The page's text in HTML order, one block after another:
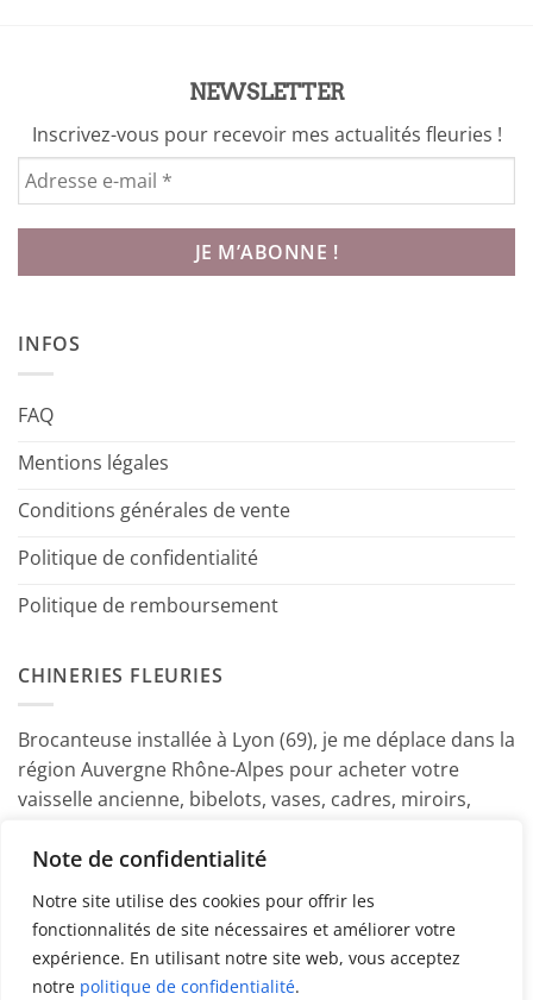
Note de confidentialité
Notre site utilise des cookies pour offrir les
fonctionnalités de site nécessaires et améliorer votre
expérience. En utilisant notre site web, vous acceptez
notre politique de confidentialité.
NEWSLETTER
Inscrivez-vous pour recevoir mes actualités fleuries !
INFOS
FAQ
Mentions légales
Conditions générales de vente
Politique de confidentialité
Politique de remboursement
CHINERIES FLEURIES
Brocanteuse installée à Lyon (69), je me déplace dans la
région Auvergne Rhône-Alpes pour acheter votre
vaisselle ancienne, bibelots, vases, cadres, miroirs,
Marine